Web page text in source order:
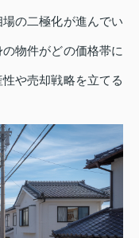
の二極化が進んでい
物件がどの価格帯に
や売却戦略を立てる